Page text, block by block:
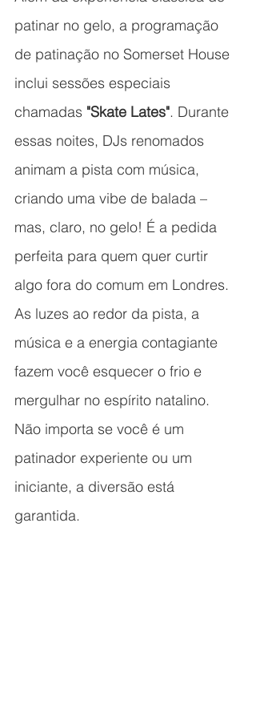
patinar no gelo, a programação
de patinação no Somerset House
inclui sessões especiais
chamadas "Skate Lates". Durante
essas noites, DJs renomados
animam a pista com música,
criando uma vibe de balada –
mas, claro, no gelo! É a pedida
perfeita para quem quer curtir
algo fora do comum em Londres.
As luzes ao redor da pista, a
música e a energia contagiante
fazem você esquecer o frio e
mergulhar no espírito natalino.
Não importa se você é um
patinador experiente ou um
iniciante, a diversão está
garantida.